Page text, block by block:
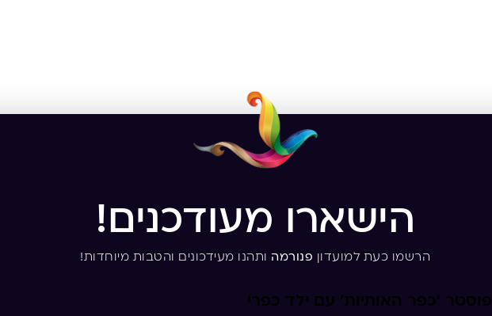
הישארו מעודכנים!
הרשמו כעת למועדון פנורמה ותהנו מעידכונים והטבות מיוחדות!
פוסטר ‘כפר האותיות’ עם ילד כפרי